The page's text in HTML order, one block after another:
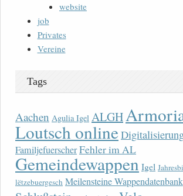
website
job
Privates
Vereine
Tags
Aachen Agulia Igel ALGH
Loutsch online
FamiljefuerscherFehler im AL
Gemeindewappen Igel
lëtzebuergesch Meilensteine Wappendatenbank